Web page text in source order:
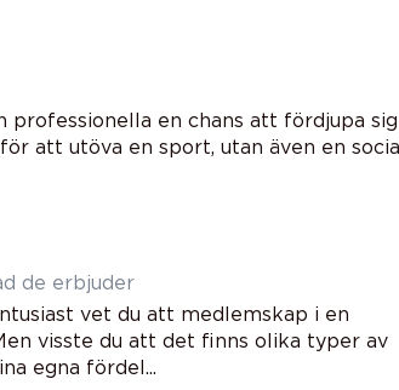
en chans att fördjupa
att utöva en sport, utan även en
de erbjuder
vet du att medlemskap i en
visste du att det finns olika typer av
egna fördel...